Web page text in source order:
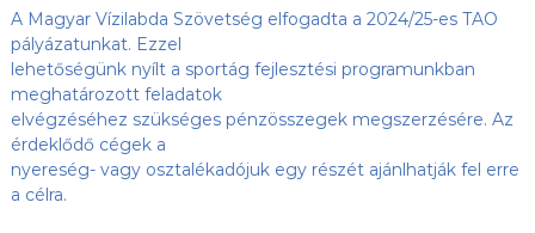
A Magyar Vízilabda Szövetség elfogadta a 2024/25-es TAO
pályázatunkat. Ezzel
lehetőségünk nyílt a sportág fejlesztési programunkban
meghatározott feladatok
elvégzéséhez szükséges pénzösszegek megszerzésére. Az
érdeklődő cégek a
nyereség- vagy osztalékadójuk egy részét ajánlhatják fel erre
a célra.